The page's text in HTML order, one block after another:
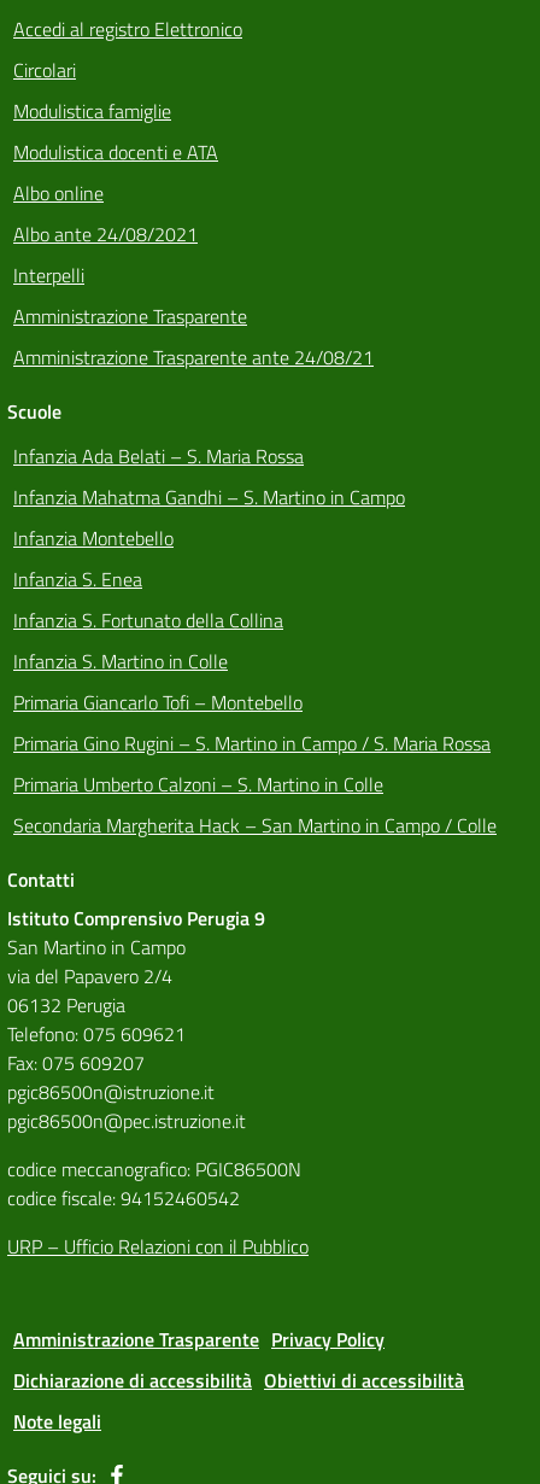
Accedi al registro Elettronico
Circolari
Modulistica famiglie
Modulistica docenti e ATA
Albo online
Albo ante 24/08/2021
Interpelli
Amministrazione Trasparente
Amministrazione Trasparente ante 24/08/21
Scuole
Infanzia Ada Belati – S. Maria Rossa
Infanzia Mahatma Gandhi – S. Martino in Campo
Infanzia Montebello
Infanzia S. Enea
Infanzia S. Fortunato della Collina
Infanzia S. Martino in Colle
Primaria Giancarlo Tofi – Montebello
Primaria Gino Rugini – S. Martino in Campo / S. Maria Rossa
Primaria Umberto Calzoni – S. Martino in Colle
Secondaria Margherita Hack – San Martino in Campo / Colle
Contatti
Istituto Comprensivo Perugia 9
San Martino in Campo
via del Papavero 2/4
06132 Perugia
Telefono: 075 609621
Fax: 075 609207
pgic86500n@istruzione.it
pgic86500n@pec.istruzione.it
codice meccanografico: PGIC86500N
codice fiscale: 94152460542
URP – Ufficio Relazioni con il Pubblico
Amministrazione Trasparente Privacy Policy
Dichiarazione di accessibilità Obiettivi di accessibilità
Note legali
Seguici su: